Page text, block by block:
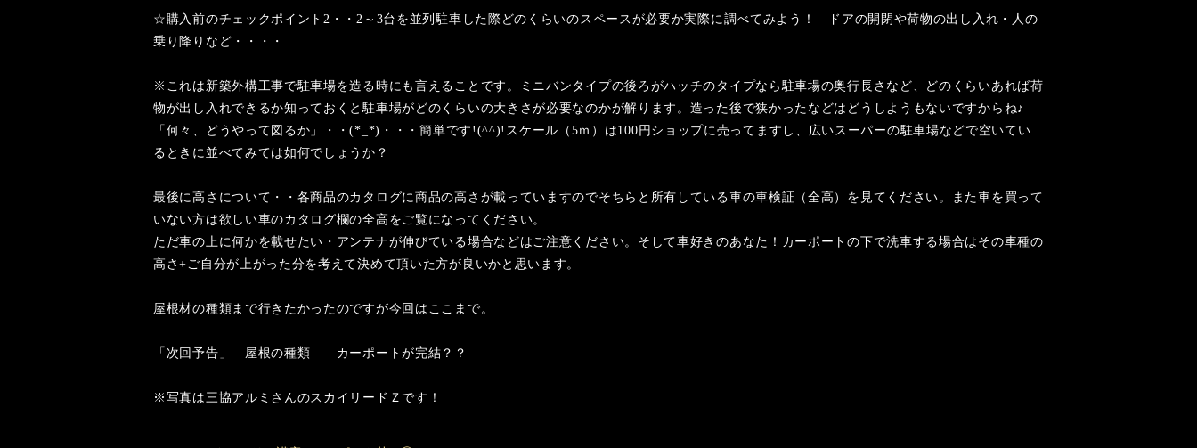
☆購入前のチェックポイント2・・2～3台を並列駐車した際どのくらいのスペースが必要か実際に調べてみよう！ ドアの開閉や荷物の出し入れ・人の
乗り降りなど・・・・
※これは新築外構工事で駐車場を造る時にも言えることです。ミニバンタイプの後ろがハッチのタイプなら駐車場の奥行長さなど、どのくらいあれば荷
物が出し入れできるか知っておくと駐車場がどのくらいの大きさが必要なのかが解ります。造った後で狭かったなどはどうしようもないですからね♪
「何々、どうやって図るか」・・(*_*)・・・簡単です!(^^)!スケール（5ｍ）は100円ショップに売ってますし、広いスーパーの駐車場などで空いてい
るときに並べてみては如何でしょうか？
最後に高さについて・・各商品のカタログに商品の高さが載っていますのでそちらと所有している車の車検証（全高）を見てください。また車を買って
いない方は欲しい車のカタログ欄の全高をご覧になってください。
ただ車の上に何かを載せたい・アンテナが伸びている場合などはご注意ください。そして車好きのあなた！カーポートの下で洗車する場合はその車種の
高さ+ご自分が上がった分を考えて決めて頂いた方が良いかと思います。
屋根材の種類まで行きたかったのですが今回はここまで。
「次回予告」 屋根の種類 カーポートが完結？？
※写真は三協アルミさんのスカイリードＺです！